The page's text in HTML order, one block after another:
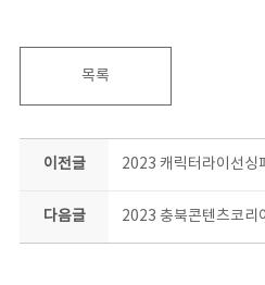
목록
이전글
다음글 2023 충북콘텐츠코리